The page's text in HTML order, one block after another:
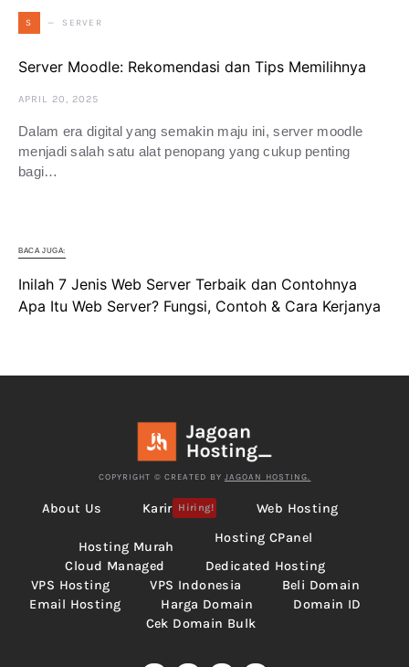
S SERVER
Server Moodle: Rekomendasi dan Tips Memilihnya
APRIL 20, 2025
Dalam era digital yang semakin maju ini, server moodle
menjadi salah satu alat penopang yang cukup penting
bagi…
BACA JUGA:
Inilah 7 Jenis Web Server Terbaik dan Contohnya
Apa Itu Web Server? Fungsi, Contoh & Cara Kerjanya
COPYRIGHT © CREATED BY JAGOAN HOSTING.
About Us Karir Hiring! Web Hosting
Hosting Murah
Hosting CPanel
Cloud Managed
Dedicated Hosting
VPS Hosting
VPS Indonesia
Beli Domain
Email Hosting
Harga Domain
Domain ID
Cek Domain Bulk